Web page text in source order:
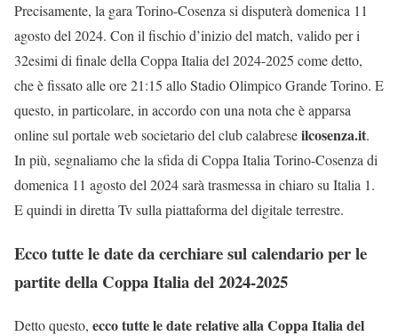
Precisamente, la gara Torino-Cosenza si disputerà domenica 11
agosto del 2024. Con il fischio d’inizio del match, valido per i
32esimi di finale della Coppa Italia del 2024-2025 come detto,
che è fissato alle ore 21:15 allo Stadio Olimpico Grande Torino. E
questo, in particolare, in accordo con una nota che è apparsa
online sul portale web societario del club calabreseilcosenza.it.
In più, segnaliamo che la sfida di Coppa Italia Torino-Cosenza di
domenica 11 agosto del 2024 sarà trasmessa in chiaro su Italia 1.
E quindi in diretta Tv sulla piattaforma del digitale terrestre.
Ecco tutte le date da cerchiare sul calendario per le
partite della Coppa Italia del 2024-2025
Detto questo, ecco tutte le date relative alla Coppa Italia del